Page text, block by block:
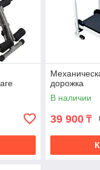
дорожка
В наличии
39 900 ₸